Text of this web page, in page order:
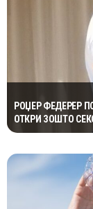
РОЏЕР ФЕДЕРЕР
ОТКРИ ЗОШТО